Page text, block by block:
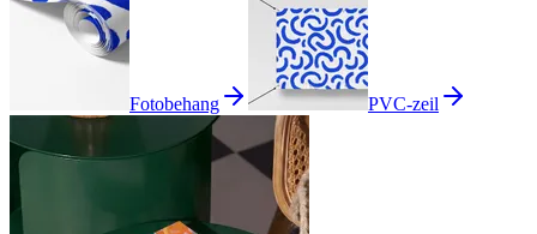
Fotobehang PVC-zeil